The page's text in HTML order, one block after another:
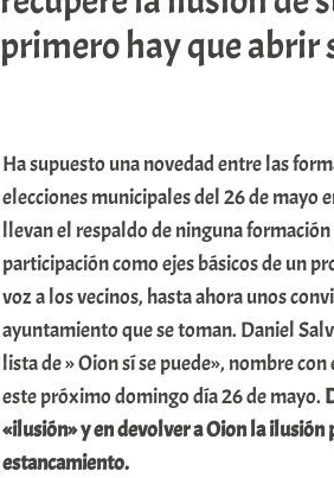
primero hay que abrir
Ha supuesto una novedad entre las
elecciones municipales del 26 de mayo
llevan el respaldo de ninguna
participación como ejes básicos de un
voz a los vecinos, hasta ahora unos
ayuntamiento que se toman. Daniel
lista de » Oion sí se puede», nombre
este próximo domingo día 26 de mayo.
«ilusión» y en devolver a Oion la ilusión
estancamiento.